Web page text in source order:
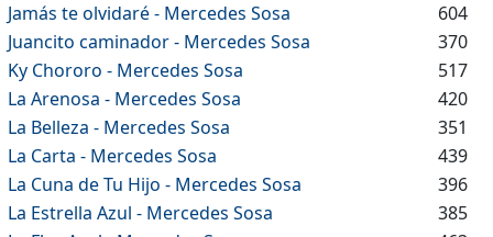
Jamás te olvidaré - Mercedes Sosa
604
Juancito caminador - Mercedes Sosa
370
Ky Chororo - Mercedes Sosa
517
La Arenosa - Mercedes Sosa
420
La Belleza - Mercedes Sosa
351
La Carta - Mercedes Sosa
439
La Cuna de Tu Hijo - Mercedes Sosa
396
La Estrella Azul - Mercedes Sosa
385